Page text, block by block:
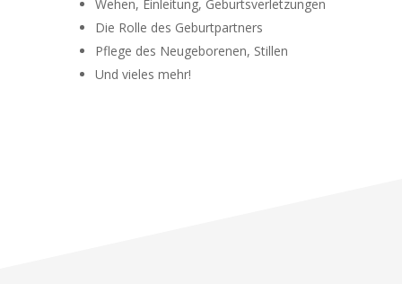
Wehen, Einleitung, Geburtsverletzungen
Die Rolle des Geburtpartners
Pflege des Neugeborenen, Stillen
Und vieles mehr!